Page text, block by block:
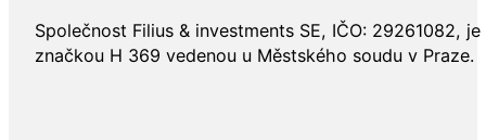
Společnost Filius & investments SE, IČO: 29261082,
značkou H 369 vedenou u Městského soudu v Praze.